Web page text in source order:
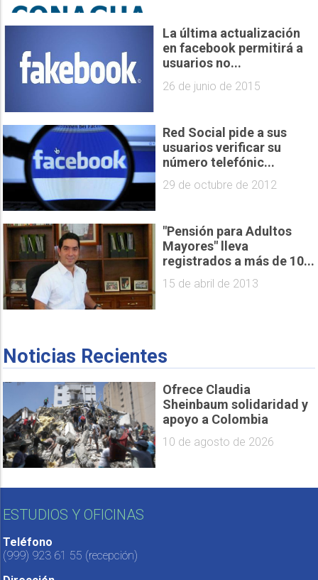
La última actualización
en facebook permitirá a
usuarios no...
26 de junio de 2015
Red Social pide a sus
usuarios verificar su
número telefónic...
29 de octubre de 2012
"Pensión para Adultos
Mayores" lleva
registrados a más de 10...
15 de abril de 2013
Noticias Recientes
Ofrece Claudia
Sheinbaum solidaridad y
apoyo a Colombia
10 de agosto de 2026
ESTUDIOS Y OFICINAS
Teléfono
(999) 923 61 55 (recepción)